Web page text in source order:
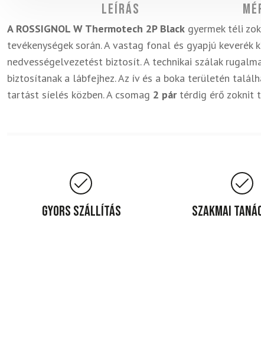
Leírás
A ROSSIGNOL W Thermotech 2P Black gyermek téli
tevékenységek során. A vastag fonal és gyapjú
nedvességelvezetést biztosít. A technikai szálak
biztosítanak a lábfejhez. Az ív és a boka területén
tartást síelés közben. A csomag 2 pártérdig érő zoknit
Gyors szállítás Szakmai